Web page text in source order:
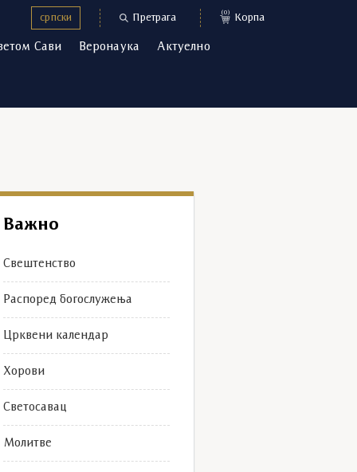
српски Претрага (0) Корпа
Сави Веронаука Актуелно
Важно
Свештенство
Распоред богослужења
Црквени календар
Хорови
Светосавац
Молитве